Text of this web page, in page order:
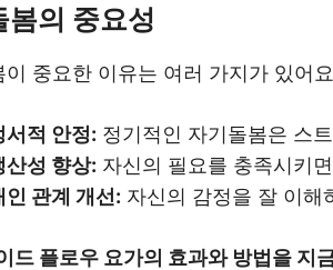
봄의 중요성
이 중요한 이유는 여러 가지가 있어
서적 안정: 정기적인 자기돌봄은 스
산성 향상: 자신의 필요를 충족시키
인 관계 개선: 자신의 감정을 잘 이해
드 플로우 요가의 효과와 방법을 지